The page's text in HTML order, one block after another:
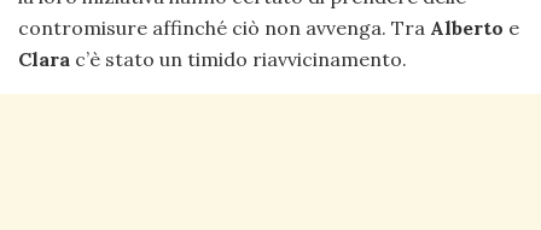
contromisure affinché ciò non avvenga. Tra Alberto e
Clara c’è stato un timido riavvicinamento.